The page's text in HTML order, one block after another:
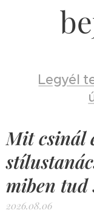
Legyél
Mit csinál
miben tud
2026.08.06